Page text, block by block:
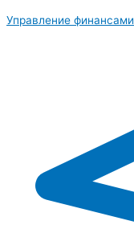
Управление финансами